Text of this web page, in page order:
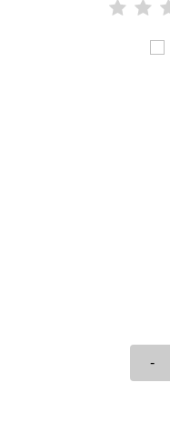
-